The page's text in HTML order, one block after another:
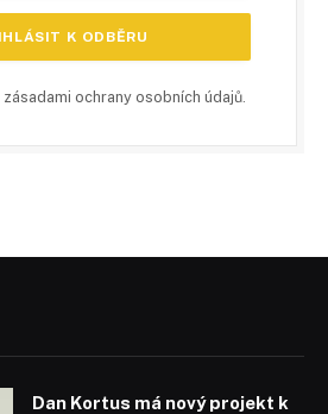
zásadami ochrany osobních údajů
Dan Kortus má nový projekt k